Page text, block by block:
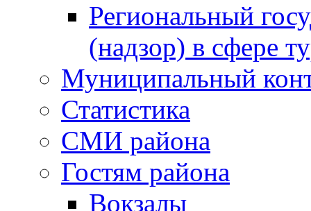
Региональный
(надзор) в сфере
Муниципальный
Статистика
СМИ района
Гостям района
Вокзалы